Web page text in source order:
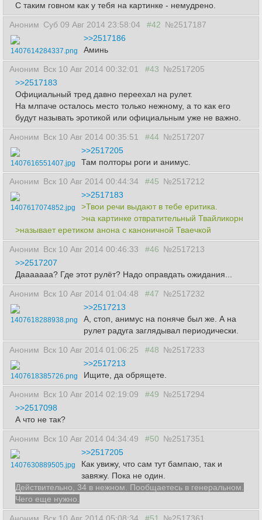
С таким говном как у тебя на картинке - немудрено.
Аноним Суб 09 Авг 2014 23:58:04 #42 №2517187
1407614284337.png
>>2517186
Аминь
Аноним Вск 10 Авг 2014 00:32:01 #43 №2517205
>>2517183
Официальный тред давно переехал на рулет.
На млпаче осталось место только нежному, а то как его
будут называть эротикой или официальным уже не важно.
Аноним Вск 10 Авг 2014 00:35:51 #44 №2517207
1407616551407.jpg
>>2517205
Там полторы роги и анимус.
Аноним Вск 10 Авг 2014 00:44:34 #45 №2517212
1407617074852.jpg
>>2517183
>Твои речи выдают в тебе еритика.
>на картинке отвратительный Твайликорн
>называет еретиком анона с каноничной Тваечкой
Аноним Вск 10 Авг 2014 00:46:33 #46 №2517213
>>2517207
Дааааааа? Где этот рулёт? Надо оправдать ожидания...
Аноним Вск 10 Авг 2014 01:04:48 #47 №2517232
1407618288938.png
>>2517213
А, стоп, анимус на поняче был же. А на
рулет радуга заглядывал периодически.
Аноним Вск 10 Авг 2014 01:06:25 #48 №2517233
1407618385726.png
>>2517213
Ищите, да обрящете.
Аноним Вск 10 Авг 2014 02:19:09 #49 №2517294
>>2517098
А что не так?
Аноним Вск 10 Авг 2014 04:34:49 #50 №2517351
1407630889505.jpg
>>2517205
Как увижу, что сам тут бампаю, так и
завяжу. Пока не один.
Действительно, 34 в нежном. Пообщаетесь в генеральном.
Чего еще нужно.